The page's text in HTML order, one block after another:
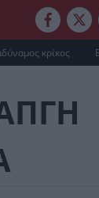
κρίκος